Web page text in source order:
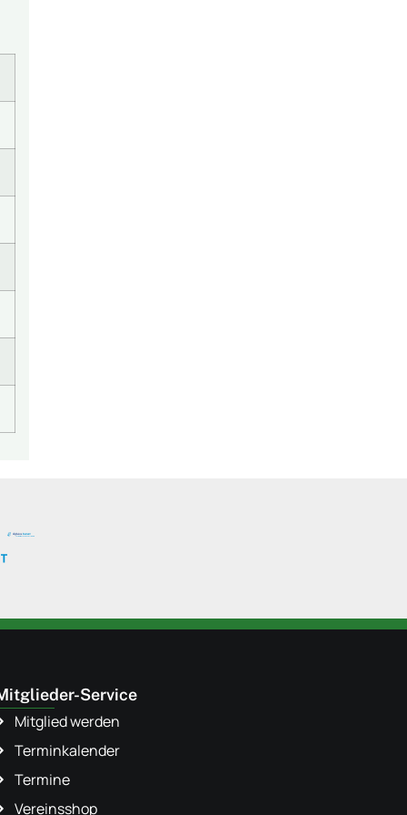
Service
Mitglied werden
Terminkalender
Termine
Vereinsshop